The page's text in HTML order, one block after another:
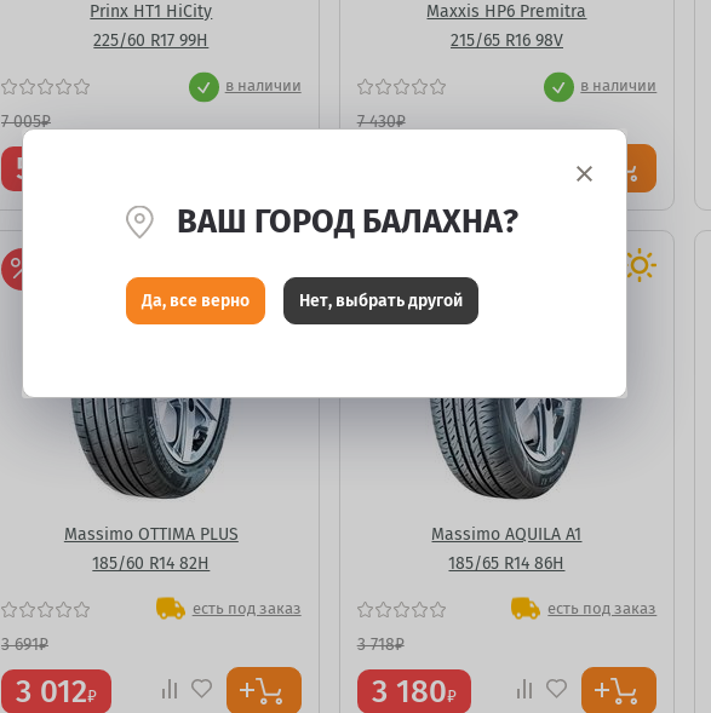
Prinx HT1 HiCity
225/60 R17 99H
в наличии
7 005₽
5 860
Maxxis HP6 Premitra
215/65 R16 98V
в наличии
7 430₽
Massimo OTTIMA PLUS
185/60 R14 82H
есть под заказ
3 691₽
3 012₽
Massimo AQUILA A1
185/65 R14 86H
есть под заказ
3 718₽
3 180₽
ВАШ ГОРОД БАЛАХНА?
Да, все верно Нет, выбрать другой